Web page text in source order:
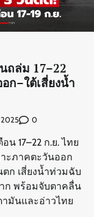
ถล่ม 17–22
ก–ใต้เสี่ยงน้ำ
2025 0
น 17–22 ก.ย. ไทย
าะภาคตะวันออก
ก เสี่ยงน้ำท่วมฉับ
ก พร้อมจับตาคลื่น
มันและอ่าวไทย